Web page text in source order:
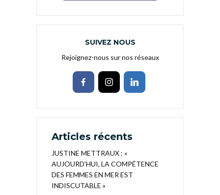
SUIVEZ NOUS
Rejoignez-nous sur nos réseaux
Articles récents
JUSTINE METTRAUX : «
AUJOURD’HUI, LA COMPÉTENCE
DES FEMMES EN MER EST
INDISCUTABLE »